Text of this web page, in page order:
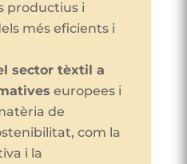
productius i
més eficients i
sector tèxtil a
europees i
de
com la
i la